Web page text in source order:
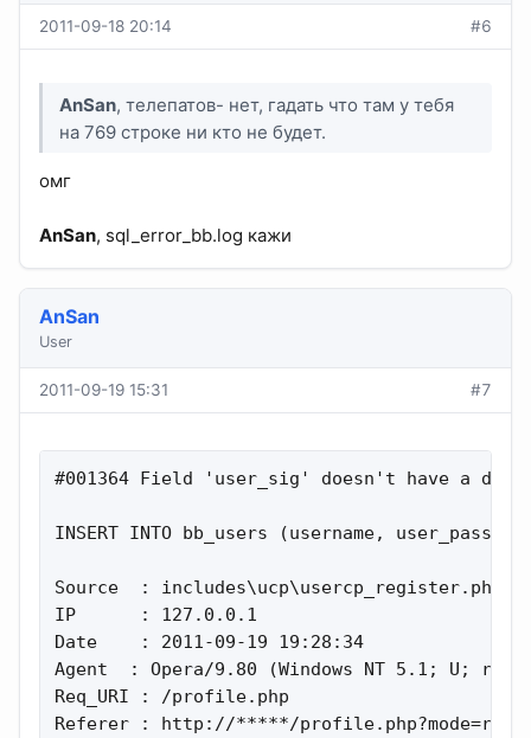
2011-09-18 20:14 #6
AnSan, телепатов- нет, гадать что там у тебя
на 769 строке ни кто не будет.
омг
AnSan, sql_error_bb.log кажи
AnSan
User
2011-09-19 15:31 #7
#001364 Field 'user_sig' doesn't have a
INSERT INTO bb_users (username,
Source  :
IP      : 127.0.0.1
Date    : 2011-09-19 19:28:34
Agent  : Opera/9.80 (Windows NT 5.1; U; ru)
Req_URI : /profile.php
Referer : http://*****/